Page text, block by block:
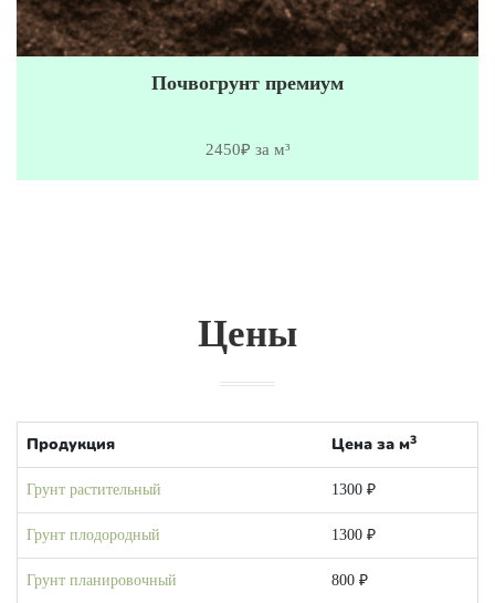
Почвогрунт премиум
2450₽ за м³
Цены
Продукция Цена за м3
Грунт растительный 1300 ₽
Грунт плодородный 1300 ₽
Грунт планировочный 800 ₽